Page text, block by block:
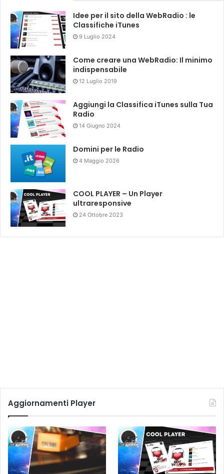
Idee per il sito della WebRadio : le
Classifiche iTunes
9 Luglio 2024
Come creare una WebRadio: Il minimo
indispensabile
12 Luglio 2019
Aggiungi la Classifica iTunes sulla Tua
Radio
14 Giugno 2024
Domini per le Radio
4 Maggio 2026
COOL PLAYER – Un Player
ultraresponsive
24 Ottobre 2023
Aggiornamenti Player